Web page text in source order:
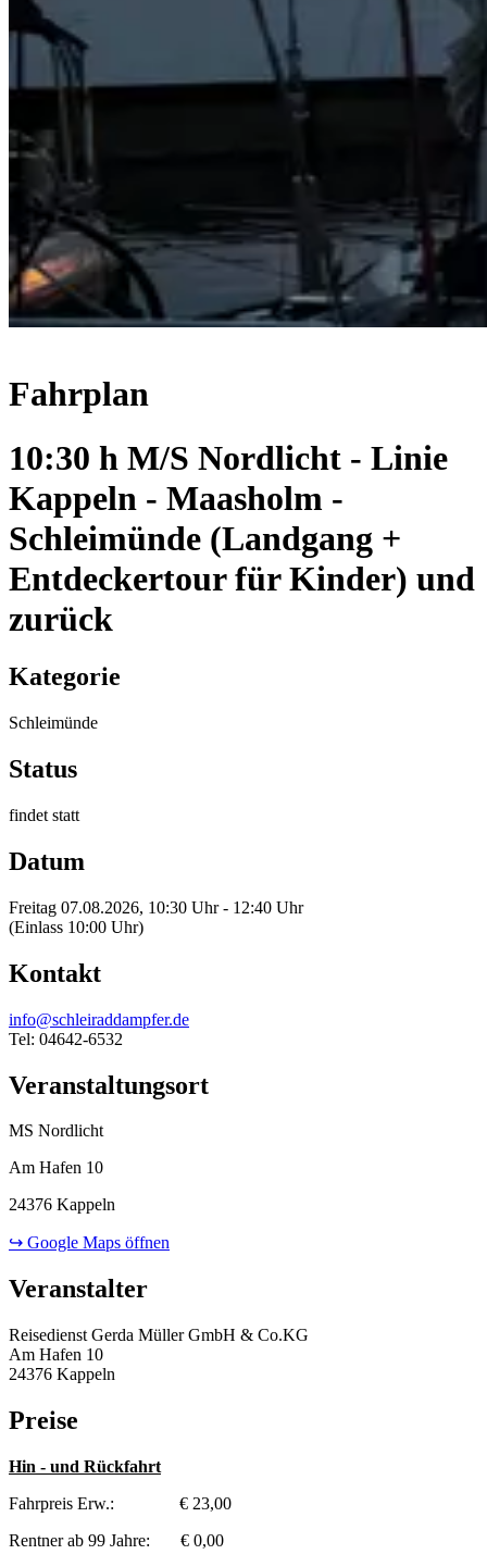
Fahrplan
10:30 h M/S Nordlicht - Linie
Kappeln - Maasholm -
Schleimünde (Landgang +
Entdeckertour für Kinder) und
zurück
Kategorie
Schleimünde
Status
findet statt
Datum
Freitag 07.08.2026, 10:30 Uhr - 12:40 Uhr
(Einlass 10:00 Uhr)
Kontakt
info@schleiraddampfer.de
Tel: 04642-6532
Veranstaltungsort
MS Nordlicht
Am Hafen 10
24376 Kappeln
↪ Google Maps öffnen
Veranstalter
Reisedienst Gerda Müller GmbH & Co.KG
Am Hafen 10
24376 Kappeln
Preise
Hin - und Rückfahrt
Fahrpreis Erw.: € 23,00
Rentner ab 99 Jahre: € 0,00